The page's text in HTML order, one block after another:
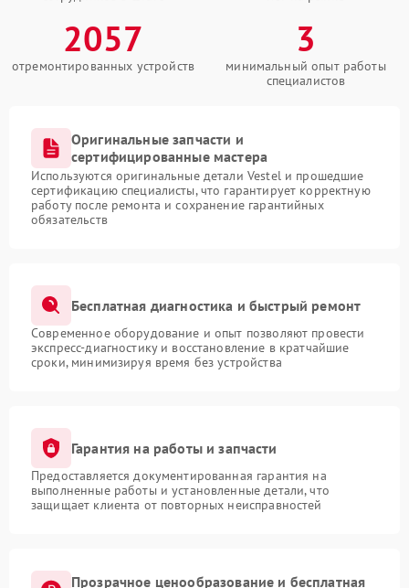
2057
отремонтированных устройств
3
минимальный опыт работы
специалистов
Оригинальные запчасти и
сертифицированные мастера
Используются оригинальные детали Vestel и прошедшие
сертификацию специалисты, что гарантирует корректную
работу после ремонта и сохранение гарантийных
обязательств
Бесплатная диагностика и быстрый ремонт
Современное оборудование и опыт позволяют провести
экспресс-диагностику и восстановление в кратчайшие
сроки, минимизируя время без устройства
Гарантия на работы и запчасти
Предоставляется документированная гарантия на
выполненные работы и установленные детали, что
защищает клиента от повторных неисправностей
Прозрачное ценообразование и бесплатная